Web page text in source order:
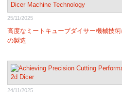
25/11/2025
高度なミートキューブダイサー機械技
の製造
24/11/2025